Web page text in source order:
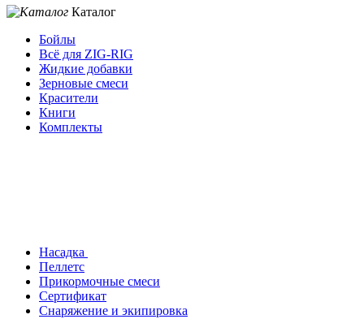
Каталог
Бойлы
Всё для ZIG-RIG
Жидкие добавки
Зерновые смеси
Красители
Книги
Комплекты
Насадка
Пеллетс
Прикормочные смеси
Сертификат
Снаряжение и экипировка